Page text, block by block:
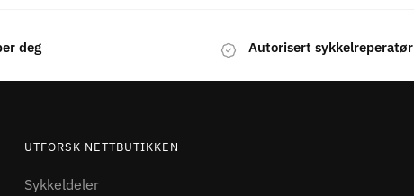
deg Autorisert sykkelreperatør
UTFORSK NETTBUTIKKEN
Sykkeldeler